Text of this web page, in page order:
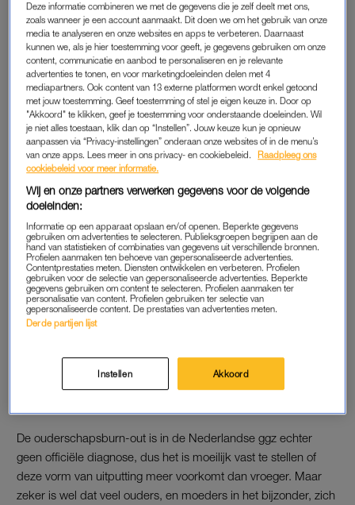
Uit het recente rapportOuders onder drukvan de Erasmus
Universiteit blijkt dat 39 procent van de ouders burn-
outklachten ervaart. Voor een kleine groep (2 tot 5 procent) zijn
deze klachten ernstig en langdurig. Moeders, ouders met
kinderen onder de 4 jaar, en ouders van kinderen met extra
zorgbehoeften hebben het het zwaarst.
'Sinds ik moeder ben, heb ik
een kort lontje: wat moet ik
geven advies
De Vlaamse wetenschappers Isabelle Roskam en Moïra
Mikolajczak doen al jaren onderzoek naar de parentale burn-
out en hebben een vragenlijst ontwikkeld om de burn-out vast
te stellen. Online kun je anoniem 23 vragen beantwoorden om
De ouderschapsburn-out is in de Nederlandse ggz echter
geen officiële diagnose, dus het is moeilijk vast te stellen of
deze vorm van uitputting meer voorkomt dan vroeger. Maar
zeker is wel dat veel ouders, en moeders in het bijzonder, zich
Deze informatie combineren we met de gegevens die je zelf deelt met ons,
zoals wanneer je een account aanmaakt. Dit doen we om het gebruik van onze
media te analyseren en onze websites en apps te verbeteren. Daarnaast
kunnen we, als je hier toestemming voor geeft, je gegevens gebruiken om onze
content, communicatie en aanbod te personaliseren en je relevante
advertenties te tonen, en voor marketingdoeleinden delen met 4
mediapartners. Ook content van 13 externe platformen wordt enkel getoond
met jouw toestemming. Geef toestemming of stel je eigen keuze in. Door op
"Akkoord" te klikken, geef je toestemming voor onderstaande doeleinden. Wil
je niet alles toestaan, klik dan op “Instellen”. Jouw keuze kun je opnieuw
aanpassen via “Privacy-instellingen” onderaan onze websites of in de menu’s
van onze apps. Lees meer in ons privacy- en cookiebeleid.
Raadpleeg ons
cookiebeleid voor meer informatie.
Wij en onze partners verwerken gegevens voor de volgende
doeleinden:
Informatie op een apparaat opslaan en/of openen. Beperkte gegevens
gebruiken om advertenties te selecteren. Publieksgroepen begrijpen aan de
hand van statistieken of combinaties van gegevens uit verschillende bronnen.
Profielen aanmaken ten behoeve van gepersonaliseerde advertenties.
Contentprestaties meten. Diensten ontwikkelen en verbeteren. Profielen
gebruiken voor de selectie van gepersonaliseerde advertenties. Beperkte
gegevens gebruiken om content te selecteren. Profielen aanmaken ter
personalisatie van content. Profielen gebruiken ter selectie van
gepersonaliseerde content. De prestaties van advertenties meten.
Derde partijen lijst
Instellen Akkoord